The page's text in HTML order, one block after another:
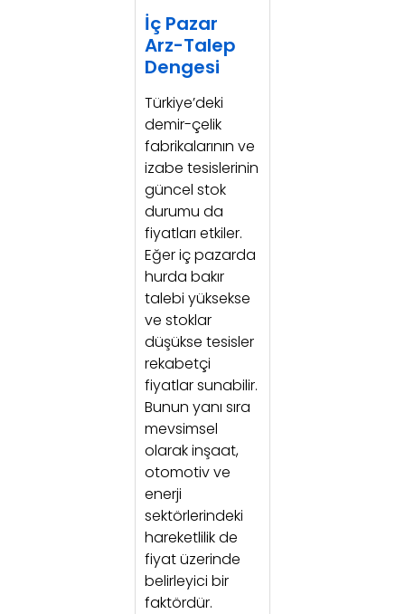
İç Pazar
Arz-Talep
Dengesi
Türkiye’deki
demir-çelik
fabrikalarının ve
izabe tesislerinin
güncel stok
durumu da
fiyatları etkiler.
Eğer iç pazarda
hurda bakır
talebi yüksekse
ve stoklar
düşükse tesisler
rekabetçi
fiyatlar sunabilir.
Bunun yanı sıra
mevsimsel
olarak inşaat,
otomotiv ve
enerji
sektörlerindeki
hareketlilik de
fiyat üzerinde
belirleyici bir
faktördür.